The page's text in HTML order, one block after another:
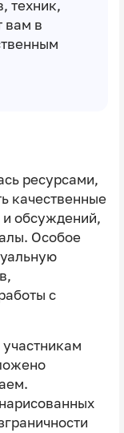
техник,
вам в
ресурсами,
качественные
и обсуждений,
Особое
с